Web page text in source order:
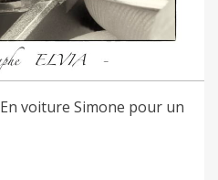
En voiture Simone pour un